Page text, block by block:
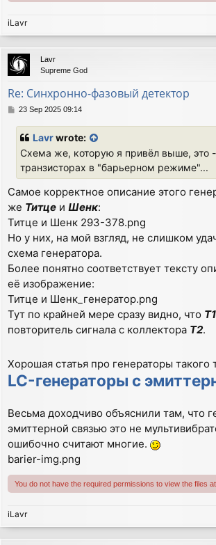
iLavr
Lavr
Supreme God
Re: Синхронно-фазовый детектор
P23 Sep 2025 09:14
Lavrwrote:
Схема же, которую я привёл выше, это -
транзисторах в "барьерном режиме"...
Самое корректное описание этого
же Титце и Шенк:
Титце и Шенк 293-378.png
Но у них, на мой взгляд, не слишком
схема генератора.
Более понятно соответствует тексту
её изображение:
Титце и Шенк_генератор.png
Тут по крайней мере сразу видно, что Т1
повторитель сигнала с коллектора Т2.
Хорошая статья про генераторы такого
LC-генераторы с
Весьма доходчиво объяснили там, что
эмиттерной связью это не
ошибочно считают многие.
barier-img.png
You do not have the required permissions to view the files
iLavr